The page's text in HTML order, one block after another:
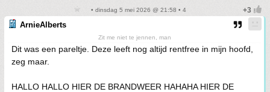
• dinsdag 5 mei 2026 @ 21:58 • 4
ArnieAlberts
Zit me niet te jennen, man
Dit was een pareltje. Deze leeft nog altijd rentfree in mijn hoofd,
zeg maar.
HALLO HALLO HIER DE BRANDWEER HAHAHA HIER DE